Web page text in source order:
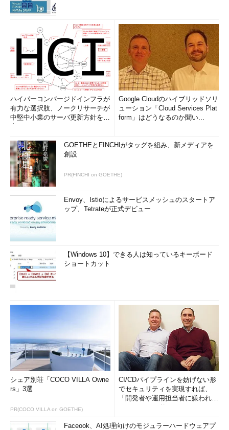
ハイパーコンバージドインフラが
有力な選択肢、ノークリサーチが
中堅中小業のサーバ更新方針を調
Google Cloudのハイブリッドソリ
ューション「Cloud Services Plat
form」はどうなるのか聞い...
GOETHEとFINCHIがタッグを組み、新メディアを
創設
PR(FINCHI on GOETHE)
Envoy、Istioによるサービスメッシュのスタートア
ップ、Tetrateが正式デビュー
【Windows 10】できる人は知っているキーボード
ショートカット
シェア別荘「COCO VILLA Owne
rs」3選
PR(COCO VILLA on GOETHE)
CI/CDパイプラインを妨げない形
でセキュリティを実現すれば、
「開発者や運用担当者に嫌われな
Faceook、AI処理向けのモジュラーハードウェアプ